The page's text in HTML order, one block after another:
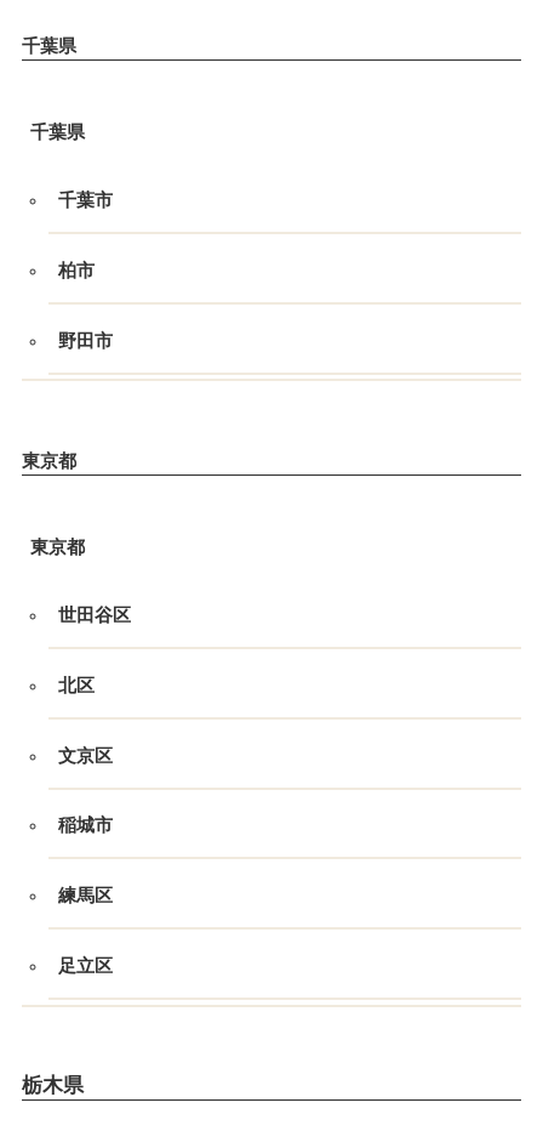
千葉県
千葉県
千葉市
柏市
野田市
東京都
東京都
世田谷区
北区
文京区
稲城市
練馬区
足立区
栃木県